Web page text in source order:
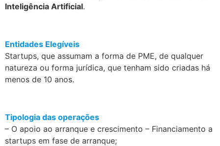
Inteligência Artificial.
Entidades Elegíveis
Startups, que assumam a forma de PME, de qualquer
natureza ou forma jurídica, que tenham sido criadas há
menos de 10 anos.
Tipologia das operações
– O apoio ao arranque e crescimento – Financiamento a
startups em fase de arranque;